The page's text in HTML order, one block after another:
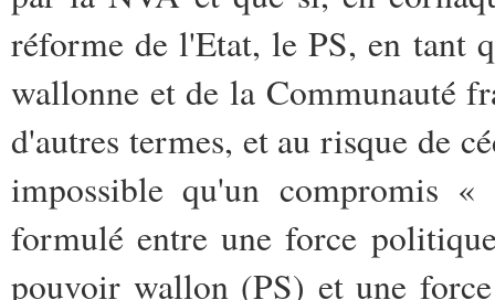
réforme de l'Etat, le PS, en tant
wallonne et de la Communauté
d'autres termes, et au risque de
impossible qu'un compromis
formulé entre une force
pouvoir wallon (PS) et une